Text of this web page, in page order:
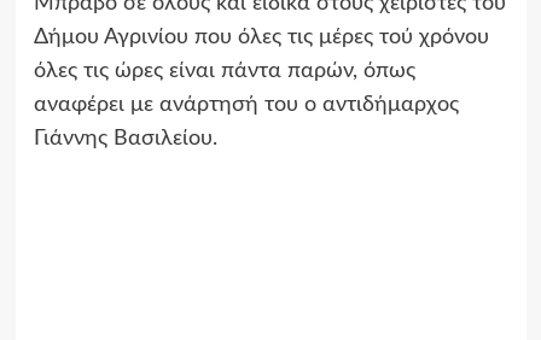
Δήμου Αγρινίου που όλες τις μέρες τού χρόνου
όλες τις ώρες είναι πάντα παρών, όπως
αναφέρει με ανάρτησή του ο αντιδήμαρχος
Γιάννης Βασιλείου.